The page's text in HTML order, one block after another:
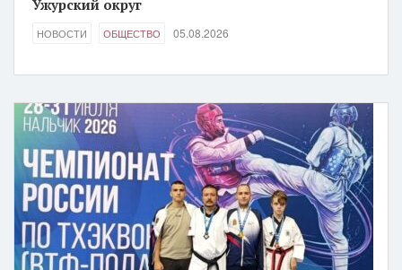
Ужурский округ
НОВОСТИ ОБЩЕСТВО 05.08.2026